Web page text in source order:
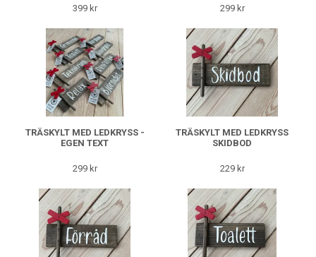
399 kr
299 kr
TRÄSKYLT MED LEDKRYSS -
EGEN TEXT
299 kr
TRÄSKYLT MED LEDKRYSS
SKIDBOD
229 kr